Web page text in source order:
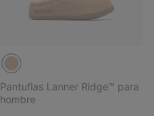
Pantuflas Lanner Ridge™ para
hombre